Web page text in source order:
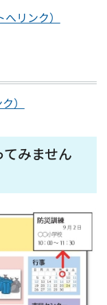
リンク）
）
みません